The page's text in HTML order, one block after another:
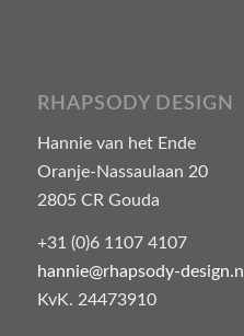
RHAPSODY DESIGN
Hannie van het Ende
Oranje-Nassaulaan 20
2805 CR Gouda
+31 (0)6 1107 4107
hannie@rhapsody-design.nl
KvK. 24473910